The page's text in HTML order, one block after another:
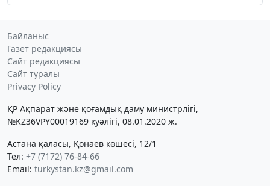
Байланыс
Газет редакциясы
Сайт редакциясы
Сайт туралы
Privacy Policy
ҚР Ақпарат және қоғамдық даму министрлігі,
№KZ36VPY00019169 куәлігі, 08.01.2020 ж.
Астана қаласы, Қонаев көшесі, 12/1
Тел: +7 (7172) 76-84-66
Email: turkystan.kz@gmail.com